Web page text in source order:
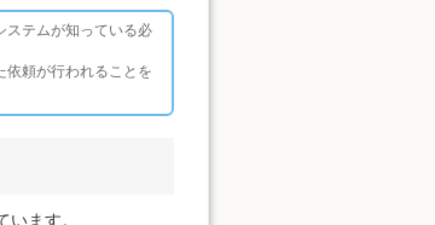
ステムが知っている必
依頼が行われることを
ます。